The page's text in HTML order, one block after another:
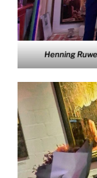
Henning